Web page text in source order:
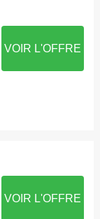
VOIR L'OFFRE
VOIR L'OFFRE